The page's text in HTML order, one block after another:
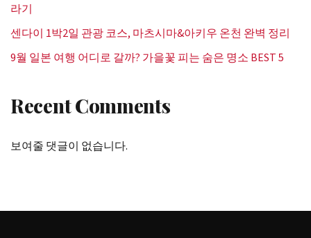
라기
센다이 1박2일 관광 코스, 마츠시마&아키우 온천 완벽 정리
9월 일본 여행 어디로 갈까? 가을꽃 피는 숨은 명소 BEST 5
Recent Comments
보여줄 댓글이 없습니다.